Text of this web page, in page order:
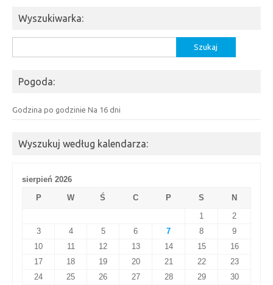
Wyszukiwarka:
Pogoda:
Godzina po godzinie Na 16 dni
Wyszukuj według kalendarza:
sierpień 2026
P
W Ś C P S
N
1
2
3
4 5 6 7 8
9
10
11 12 13 14 15
16
17
18 19 20 21 22
23
24
25 26 27 28 29
30